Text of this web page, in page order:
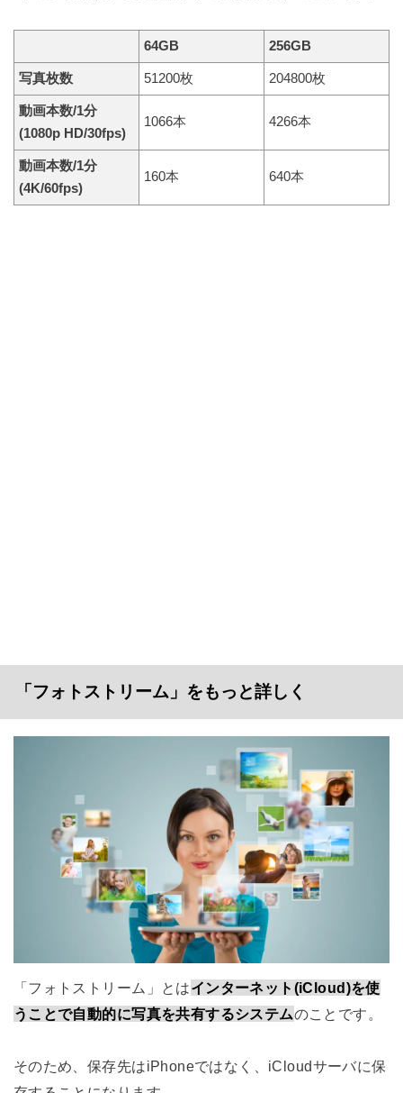
64GB 256GB
写真枚数 51200枚 204800枚
動画本数/1分
(1080p HD/30fps)
1066本 4266本
動画本数/1分
(4K/60fps)
160本 640本
「フォトストリーム」をもっと詳しく
「フォトストリーム」とはインターネット(iCloud)を使
うことで自動的に写真を共有するシステムのことです。
そのため、保存先はiPhoneではなく、iCloudサーバに保